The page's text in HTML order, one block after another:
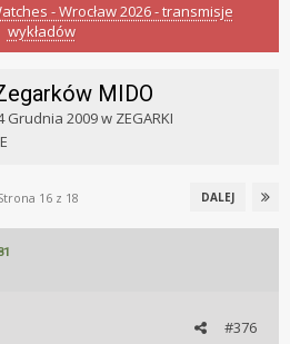
- Wrocław 2026 - transmisje
wykładów
MIDO
Grudnia 2009w ZEGARKI
DALEJ
16 z 18
#376